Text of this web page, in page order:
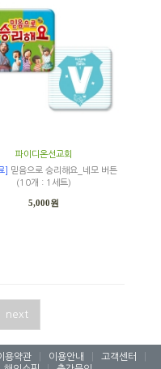
파이디온선교회
]
믿음으로 승리해요_네모 버튼
(10개 : 1세트)
5,000원
next
용약관 이용안내 고객센터